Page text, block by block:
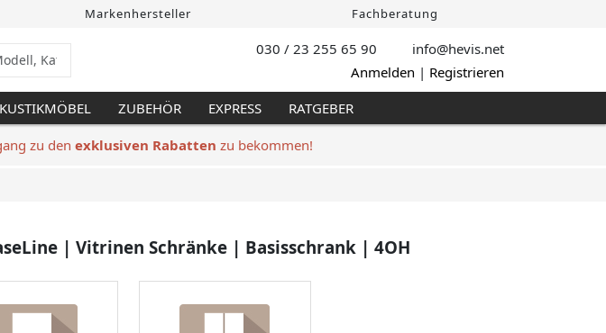
Markenhersteller Fachberatung
030 / 23 255 65 90 info@hevis.net
Anmelden | Registrieren
ZUBEHÖR EXPRESS RATGEBER
zu den exklusiven Rabatten zu bekommen!
| Vitrinen Schränke | Basisschrank | 4OH